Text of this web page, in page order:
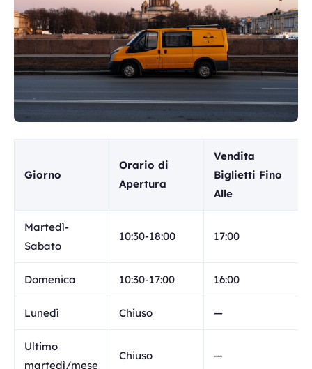
Giorno
Orario di
Apertura
Vendita
Biglietti Fino
Alle
Martedì-
Sabato
10:30-18:00 17:00
Domenica 10:30-17:00 16:00
Lunedì Chiuso —
Ultimo
martedì/mese
Chiuso —